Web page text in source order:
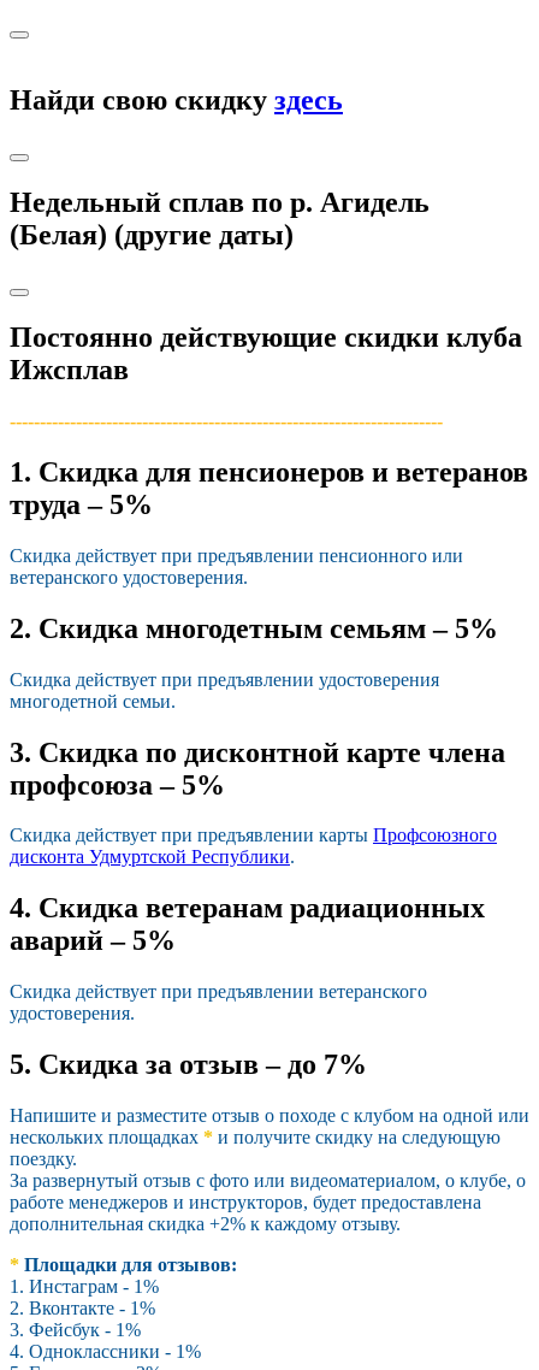
Найди свою скидку здесь
Недельный сплав по р. Агидель
(Белая) (другие даты)
Постоянно действующие скидки клуба
Ижсплав
------------------------------------------------------------------------­
1. Скидка для пенсионеров и ветеранов
труда – 5%
Скидка действует при предъявлении пенсионного или
ветеранского удостоверения.
2. Скидка многодетным семьям – 5%
Скидка действует при предъявлении удостоверения
многодетной семьи.
3. Скидка по дисконтной карте члена
профсоюза – 5%
Скидка действует при предъявлении карты Профсоюзного
дисконта Удмуртской Республики.
4. Скидка ветеранам радиационных
аварий – 5%
Скидка действует при предъявлении ветеранского
удостоверения.
5. Скидка за отзыв – до 7%
Напишите и разместите отзыв о походе с клубом на одной или
нескольких площадках * и получите скидку на следующую
поездку.
За развернутый отзыв с фото или видеоматериалом, о клубе, о
работе менеджеров и инструкторов, будет предоставлена
дополнительная скидка +2% к каждому отзыву.
* Площадки для отзывов:
1. Инстаграм - 1%
2. Вконтакте - 1%
3. Фейсбук - 1%
4. Одноклассники - 1%